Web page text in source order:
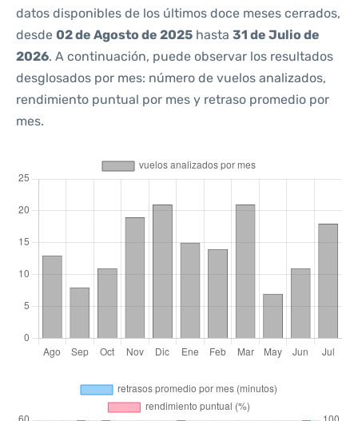
datos disponibles de los últimos doce meses cerrados,
desde 02 de Agosto de 2025 hasta 31 de Julio de
2026. A continuación, puede observar los resultados
desglosados por mes: número de vuelos analizados,
rendimiento puntual por mes y retraso promedio por
mes.